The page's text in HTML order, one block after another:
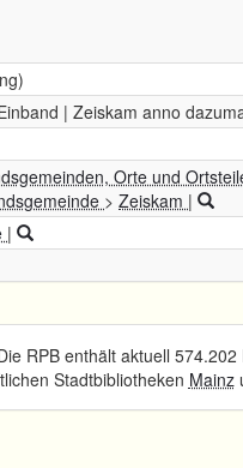
| Zeiskam anno
Orte und
> Zeiskam |
|
RPB enthält aktuell
Stadtbibliotheken Mainz